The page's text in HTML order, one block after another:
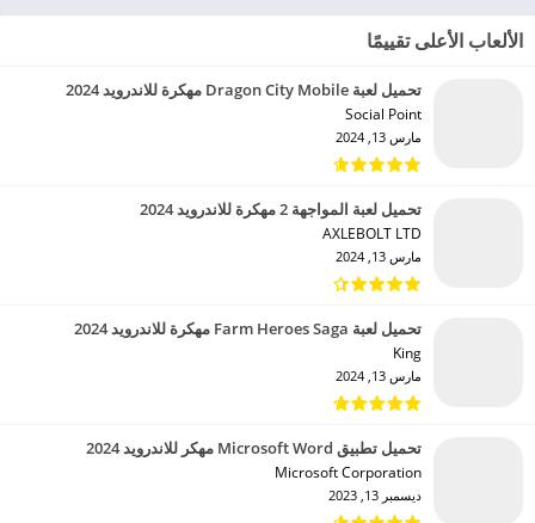
الألعاب الأعلى تقييمًا
تحميل لعبة Dragon City Mobile مهكرة للاندرويد 2024
Social Point‏
مارس 13, 2024
تحميل لعبة المواجهة 2 مهكرة للاندرويد 2024
AXLEBOLT LTD‏
مارس 13, 2024
تحميل لعبة Farm Heroes Saga مهكرة للاندرويد 2024
King‏
مارس 13, 2024
تحميل تطبيق Microsoft Word مهكر للاندرويد 2024
Microsoft Corporation‏
ديسمبر 13, 2023